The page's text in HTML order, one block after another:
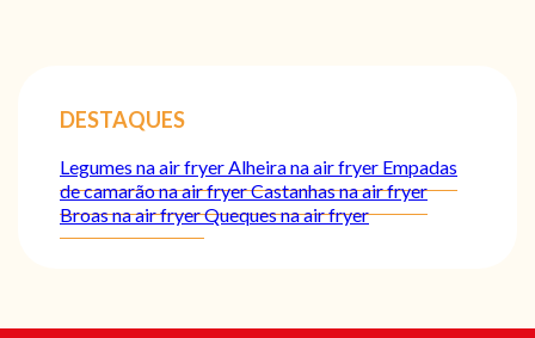
DESTAQUES
Legumes na air fryerAlheira na air fryer Empadas
de camarão na air fryerCastanhas na air fryer
Broas na air fryerQueques na air fryer